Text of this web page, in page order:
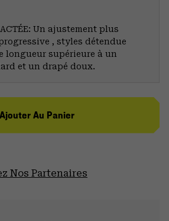
Un ajustement plus
, styles détendue
longueur supérieure à un
et un drapé doux.
Ajouter Au Panier
Nos Partenaires